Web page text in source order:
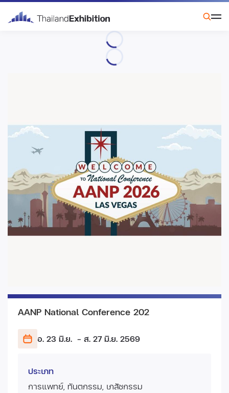
AANP National Conference 202
อ. 23 มิ.ย. - ส. 27 มิ.ย. 2569
ประเภท
การแพทย์, ทันตกรรม, เภสัชกรรม